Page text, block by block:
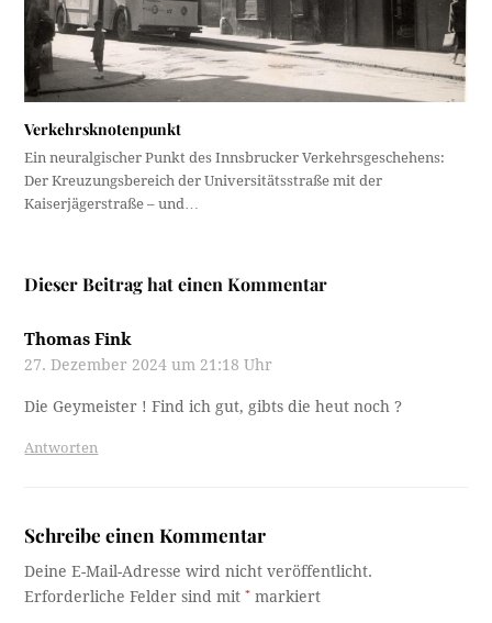
Verkehrsknotenpunkt
Ein neuralgischer Punkt des Innsbrucker Verkehrsgeschehens:
Der Kreuzungsbereich der Universitätsstraße mit der
Kaiserjägerstraße – und…
Dieser Beitrag hat einen Kommentar
Thomas Fink
27. Dezember 2024 um 21:18 Uhr
Die Geymeister ! Find ich gut, gibts die heut noch ?
Antworten
Schreibe einen Kommentar
Deine E-Mail-Adresse wird nicht veröffentlicht.
Erforderliche Felder sind mit* markiert